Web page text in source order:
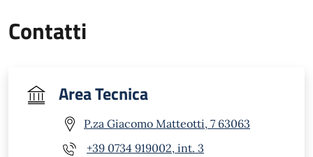
Contatti
Area Tecnica
P.za Giacomo Matteotti, 7 63063
+39 0734 919002, int. 3